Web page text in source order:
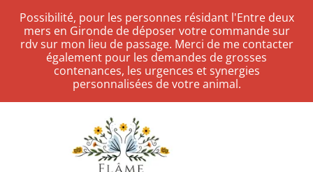
Possibilité, pour les personnes résidant l'Entre deux
mers en Gironde de déposer votre commande sur
rdv sur mon lieu de passage. Merci de me contacter
également pour les demandes de grosses
contenances, les urgences et synergies
personnalisées de votre animal.